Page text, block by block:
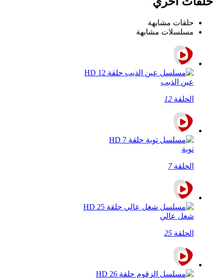
حلقات مشابهة
مسلسلات مشابهة
عين الذيب
الحلقة 12
توبة
الحلقة7
شغل عالي
الحلقة 25